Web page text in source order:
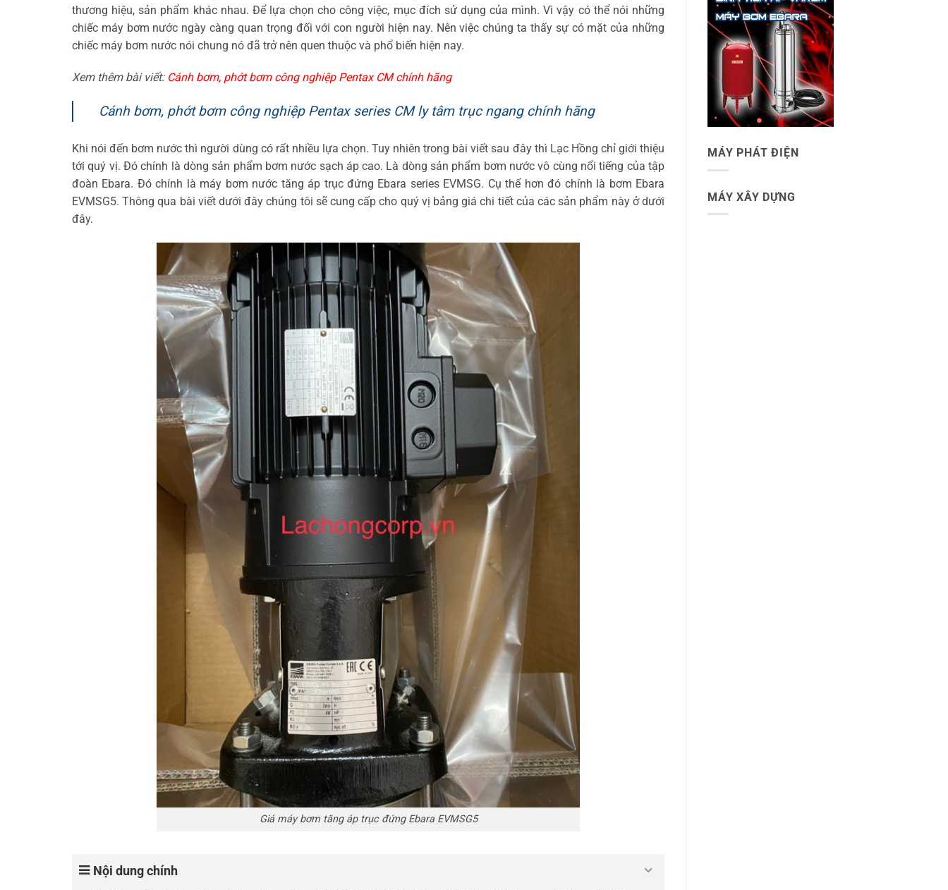
thương hiệu, sản phẩm khác nhau. Để lựa chọn cho công việc, mục đích sử dụng của mình. Vì vậy có thể nói những
chiếc máy bơm nước ngày càng quan trọng đối với con người hiện nay. Nên việc chúng ta thấy sự có mặt của những
chiếc máy bơm nước nói chung nó đã trở nên quen thuộc và phổ biến hiện nay.
Xem thêm bài viết: Cánh bơm, phớt bơm công nghiệp Pentax CM chính hãng
Cánh bơm, phớt bơm công nghiệp Pentax series CM ly tâm trục ngang chính hãng
Khi nói đến bơm nước thì người dùng có rất nhiều lựa chọn. Tuy nhiên trong bài viết sau đây thì Lạc Hồng chỉ giới thiệu
tới quý vị. Đó chính là dòng sản phẩm bơm nước sạch áp cao. Là dòng sản phẩm bơm nước vô cùng nổi tiếng của tập
đoàn Ebara. Đó chính là máy bơm nước tăng áp trục đứng Ebara series EVMSG. Cụ thể hơn đó chính là bơm Ebara
EVMSG5. Thông qua bài viết dưới đây chúng tôi sẽ cung cấp cho quý vị bảng giá chi tiết của các sản phẩm này ở dưới
đây.
Giá máy bơm tăng áp trục đứng Ebara EVMSG5
Nội dung chính
MÁY PHÁT ĐIỆN
MÁY XÂY DỰNG